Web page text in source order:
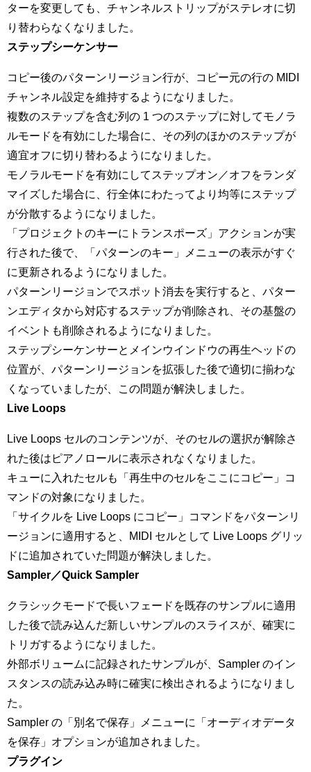
ターを変更しても、チャンネルストリップがステレオに切
り替わらなくなりました。
ステップシーケンサー
コピー後のパターンリージョン行が、コピー元の行の MIDI
チャンネル設定を維持するようになりました。
複数のステップを含む列の 1 つのステップに対してモノラ
ルモードを有効にした場合に、その列のほかのステップが
適宜オフに切り替わるようになりました。
モノラルモードを有効にしてステップオン／オフをランダ
マイズした場合に、行全体にわたってより均等にステップ
が分散するようになりました。
「プロジェクトのキーにトランスポーズ」アクションが実
行された後で、「パターンのキー」メニューの表示がすぐ
に更新されるようになりました。
パターンリージョンでスポット消去を実行すると、パター
ンエディタから対応するステップが削除され、その基盤の
イベントも削除されるようになりました。
ステップシーケンサーとメインウインドウの再生ヘッドの
位置が、パターンリージョンを拡張した後で適切に揃わな
くなっていましたが、この問題が解決しました。
Live Loops
Live Loops セルのコンテンツが、そのセルの選択が解除さ
れた後はピアノロールに表示されなくなりました。
キューに入れたセルも「再生中のセルをここにコピー」コ
マンドの対象になりました。
「サイクルを Live Loops にコピー」コマンドをパターンリ
ージョンに適用すると、MIDI セルとして Live Loops グリッ
ドに追加されていた問題が解決しました。
Sampler／Quick Sampler
クラシックモードで長いフェードを既存のサンプルに適用
した後で読み込んだ新しいサンプルのスライスが、確実に
トリガするようになりました。
外部ボリュームに記録されたサンプルが、Sampler のイン
スタンスの読み込み時に確実に検出されるようになりまし
た。
Sampler の「別名で保存」メニューに「オーディオデータ
を保存」オプションが追加されました。
プラグイン